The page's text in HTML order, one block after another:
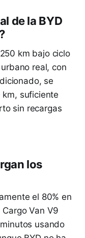
de la BYD
km bajo ciclo
real, con
se
suficiente
sin recargas
los
el 80% en
Van V9
usando